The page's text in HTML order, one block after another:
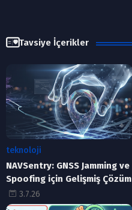
Tavsiye İçerikler
teknoloji
NAVSentry: GNSS Jamming ve
Spoofing için Gelişmiş Çözüm
3.7.26